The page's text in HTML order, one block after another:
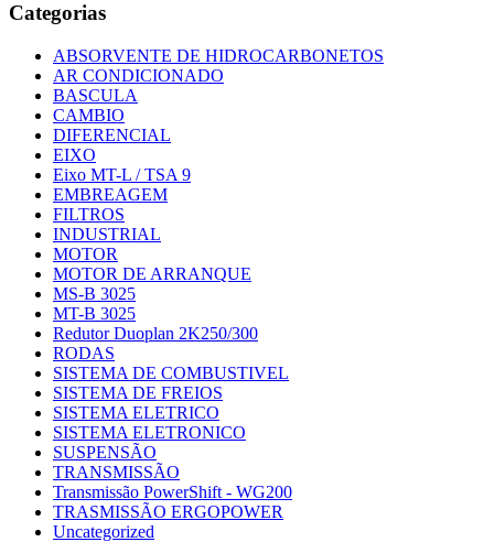
Categorias
ABSORVENTE DE HIDROCARBONETOS
AR CONDICIONADO
BASCULA
CAMBIO
DIFERENCIAL
EIXO
Eixo MT-L / TSA 9
EMBREAGEM
FILTROS
INDUSTRIAL
MOTOR
MOTOR DE ARRANQUE
MS-B 3025
MT-B 3025
Redutor Duoplan 2K250/300
RODAS
SISTEMA DE COMBUSTIVEL
SISTEMA DE FREIOS
SISTEMA ELETRICO
SISTEMA ELETRONICO
SUSPENSÃO
TRANSMISSÃO
Transmissão PowerShift - WG200
TRASMISSÃO ERGOPOWER
Uncategorized